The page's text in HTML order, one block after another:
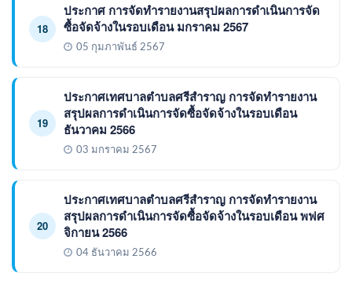
18
ประกาศ การจัดทำรายงานสรุปผลการดำเนินการจัด
ซื้อจัดจ้างในรอบเดือน มกราคม 2567
05 กุมภาพันธ์ 2567
19
ประกาศเทศบาลตำบลศรีสำราญ การจัดทำรายงาน
สรุปผลการดำเนินการจัดซื้อจัดจ้างในรอบเดือน
ธันวาคม 2566
03 มกราคม 2567
20
ประกาศเทศบาลตำบลศรีสำราญ การจัดทำรายงาน
สรุปผลการดำเนินการจัดซื้อจัดจ้างในรอบเดือน พฟศ
จิกายน 2566
04 ธันวาคม 2566